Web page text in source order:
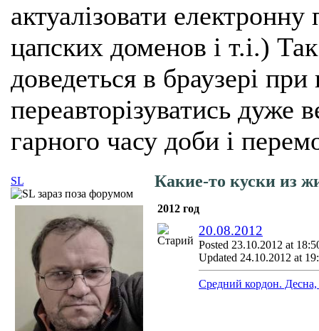
актуалізовати
цапских доменов і т.і.)
доведеться в браузері
переавторізуватись
гарного часу доби і
Какие-то куски из
2012 год
20.08.2012
Posted 23.10.2012 at
Updated 24.10.2012 at
Средний кордон. Десна,
SL